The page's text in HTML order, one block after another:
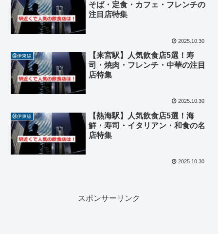
そば・定食・カフェ・フレンチの
注目店特集
2025.10.30
㉞伊東線
【来宮駅】人気飲食店5選！寿
司・焼肉・フレンチ・中華の注目
店特集
2025.10.30
㉞伊東線
【熱海駅】人気飲食店5選！海
鮮・寿司・イタリアン・和食の名
店特集
2025.10.30
スポンサーリンク